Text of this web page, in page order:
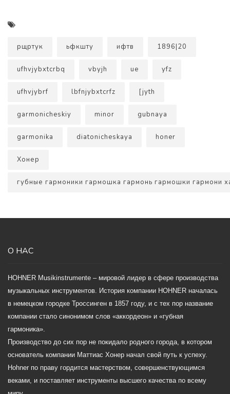
рщртук ьфкшту ифтв 1896|20
ufhvjybxtcrbq vbyjh ue yfz
ufhvjybrf lbfnjybxtcrfz [jyth
garmonicheskiy minor gubnaya
garmonika diatonicheskaya honer
Хонер
губные гармоники гармошка гармонь гармошки гармони
О НАС
HOHNER Musikinstrumente – мировой лидер в сфере производства
музыкальных инструментов. История компании HOHNER началась
в немецком городке Троссинген в 1857 году, и с тех пор название
компании стало синонимом слов «аккордеон» и «губная
гармоника».
Производство до сих пор не покидало родного города, в котором
основатель компании Маттиас Хонер начал свой путь к успеху.
Hohner по праву гордится мастерством, совершенствующимся
веками, и поставляет инструменты высшего качества по всему